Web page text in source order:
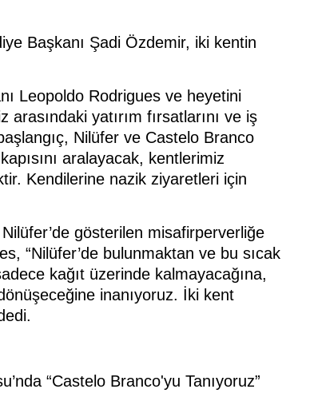
Başkanı Şadi Özdemir, iki kentin
Leopoldo Rodrigues ve heyetini
yatırım fırsatlarını ve iş
Nilüfer ve Castelo Branco
aralayacak, kentlerimiz
Kendilerine nazik ziyaretleri için
gösterilen misafirperverliğe
“Nilüfer’de bulunmaktan ve bu sıcak
kağıt üzerinde kalmayacağına,
inanıyoruz. İki kent
“Castelo Branco'yu Tanıyoruz”